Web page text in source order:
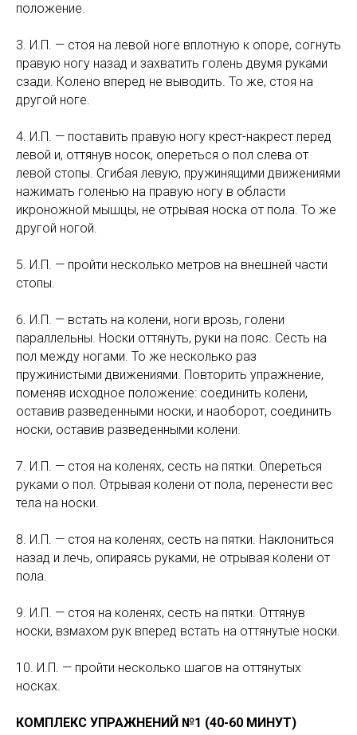
положение.
3. И.П. — стоя на левой ноге вплотную к опоре, согнуть
правую ногу назад и захватить голень двумя руками
сзади. Колено вперед не выводить. То же, стоя на
другой ноге.
4. И.П. — поставить правую ногу крест-накрест перед
левой и, оттянув носок, опереться о пол слева от
левой стопы. Сгибая левую, пружинящими движениями
нажимать голенью на правую ногу в области
икроножной мышцы, не отрывая носка от пола. То же
другой ногой.
5. И.П. — пройти несколько метров на внешней части
стопы.
6. И.П. — встать на колени, ноги врозь, голени
параллельны. Носки оттянуть, руки на пояс. Сесть на
пол между ногами. То же несколько раз
пружинистыми движениями. Повторить упражнение,
поменяв исходное положение: соединить колени,
оставив разведенными носки, и наоборот, соединить
носки, оставив разведенными колени.
7. И.П. — стоя на коленях, сесть на пятки. Опереться
руками о пол. Отрывая колени от пола, перенести вес
тела на носки.
8. И.П. — стоя на коленях, сесть на пятки. Наклониться
назад и лечь, опираясь руками, не отрывая колени от
пола.
9. И.П. — стоя на коленях, сесть на пятки. Оттянув
носки, взмахом рук вперед встать на оттянутые носки.
10. И.П. — пройти несколько шагов на оттянутых
носках.
КОМПЛЕКС УПРАЖНЕНИЙ №1 (40-60 МИНУТ)